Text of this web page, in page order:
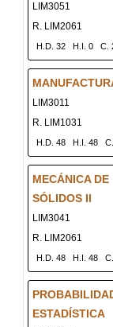
LIM3051
R. LIM2061
H.D. 32 H.I. 0 C.
LIM3011
R. LIM1031
H.D. 48 H.I. 48
MECÁNICA DE
SÓLIDOS II
LIM3041
R. LIM2061
H.D. 48 H.I. 48
ESTADÍSTICA